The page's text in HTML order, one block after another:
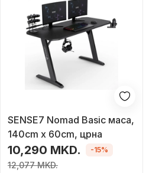
SENSE7 Nomad Basic маса,
140cm x 60cm, црна
10,290 MKD.
12,077 MKD.
-15%